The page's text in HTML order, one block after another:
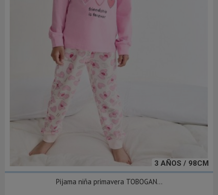
3 AÑOS / 98CM
Pijama niña primavera TOBOGAN...